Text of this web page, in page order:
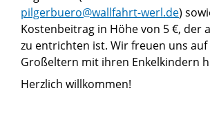
pilgerbuero@wallfahrt-werl.de)
Kostenbeitrag in Höhe von 5 €, der
zu entrichten ist. Wir freuen uns auf
Großeltern mit ihren Enkelkindern
Herzlich willkommen!